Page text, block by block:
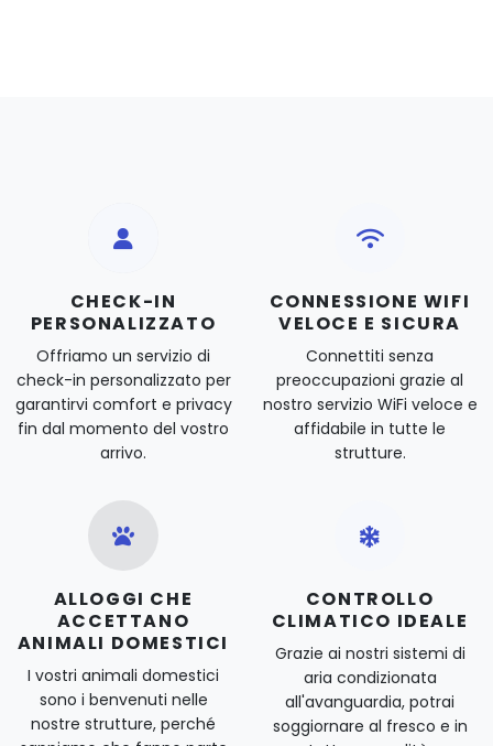
CHECK-IN
PERSONALIZZATO
Offriamo un servizio di
check-in personalizzato per
garantirvi comfort e privacy
fin dal momento del vostro
arrivo.
CONNESSIONE WIFI
VELOCE E SICURA
Connettiti senza
preoccupazioni grazie al
nostro servizio WiFi veloce e
affidabile in tutte le
strutture.
ALLOGGI CHE
ACCETTANO
ANIMALI DOMESTICI
I vostri animali domestici
sono i benvenuti nelle
nostre strutture, perché
CONTROLLO
CLIMATICO IDEALE
Grazie ai nostri sistemi di
aria condizionata
all'avanguardia, potrai
soggiornare al fresco e in